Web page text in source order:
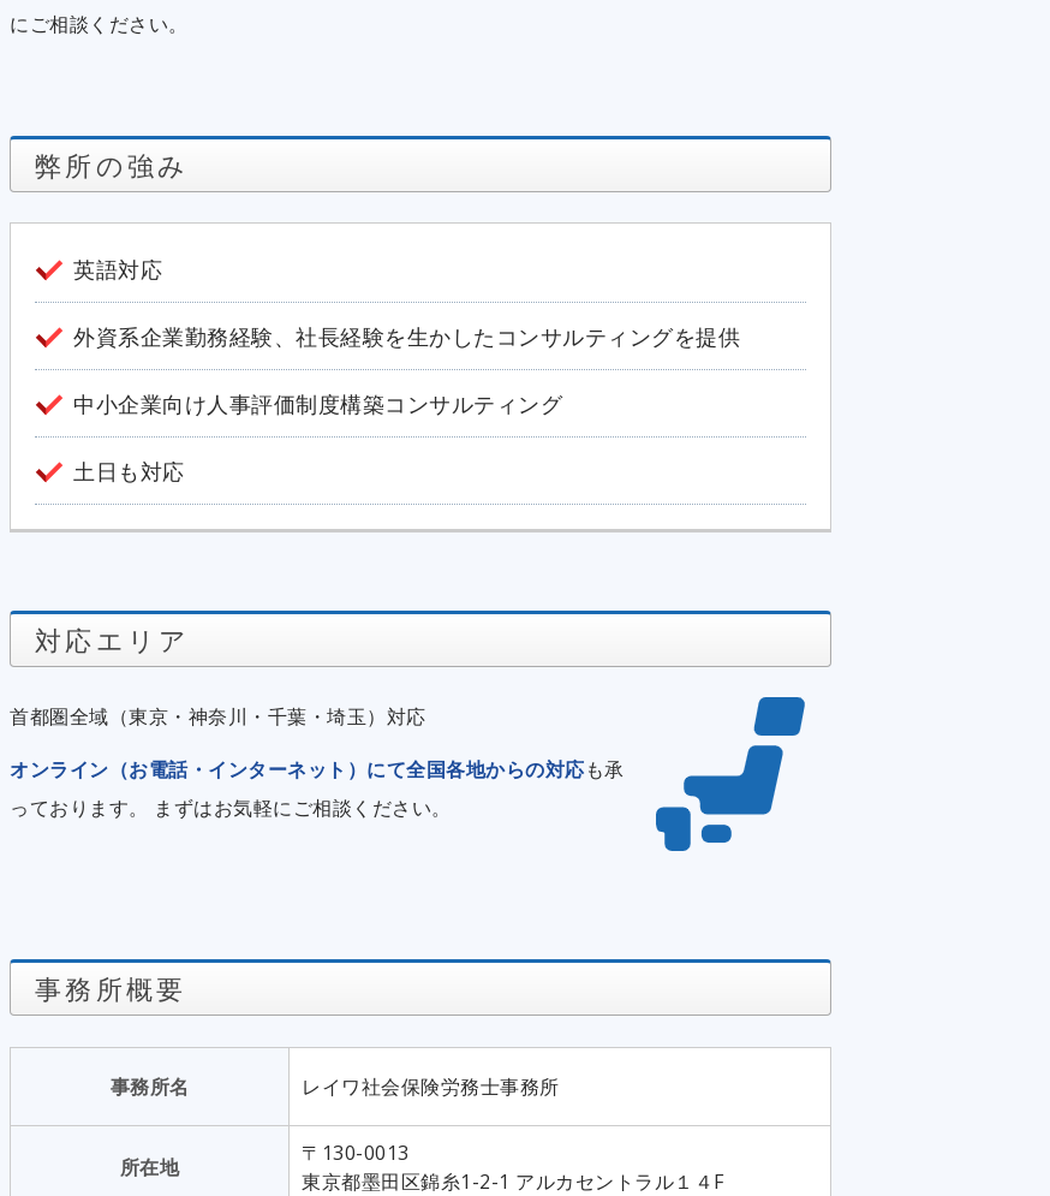
にご相談ください。
弊所の強み
英語対応
外資系企業勤務経験、社長経験を生かしたコンサルティングを提供
中小企業向け人事評価制度構築コンサルティング
土日も対応
対応エリア
首都圏全域（東京・神奈川・千葉・埼玉）対応
オンライン（お電話・インターネット）にて全国各地からの対応も承
っております。 まずはお気軽にご相談ください。
事務所概要
事務所名 レイワ社会保険労務士事務所
所在地
〒130-0013
東京都墨田区錦糸1-2-1 アルカセントラル１４F